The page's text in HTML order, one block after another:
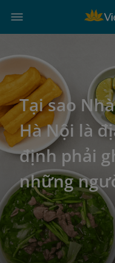
Tại sao
Hà Nội là
định phải
những